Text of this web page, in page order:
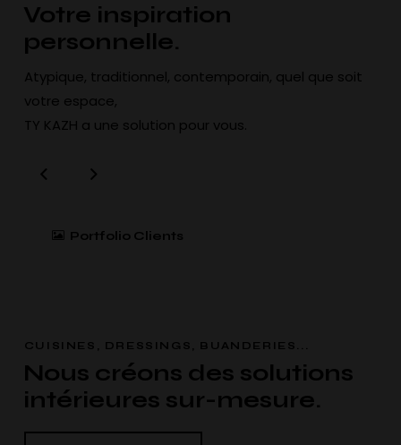
Votre inspiration
personnelle.
Atypique, traditionnel, contemporain, quel que soit
votre espace,
TY KAZH a une solution pour vous.
Portfolio Clients
CUISINES, DRESSINGS, BUANDERIES...
Nous créons des solutions
intérieures sur-mesure.